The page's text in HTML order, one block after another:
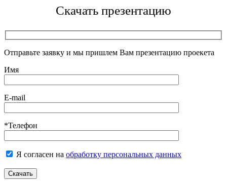
Скачать презентацию
Отправьте заявку и мы пришлем Вам презентацию проекета
Имя
E-mail
*Телефон
Я согласен на обработку персональных данных